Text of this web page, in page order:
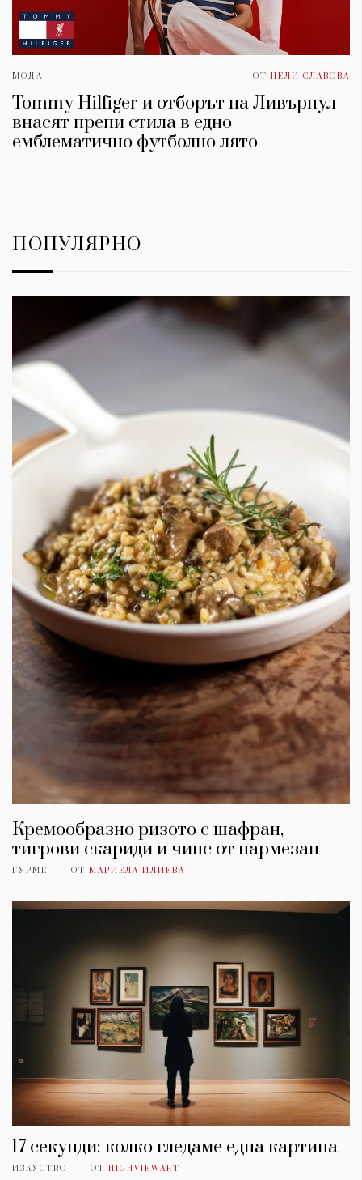
МОДА ОТ НЕЛИ СЛАВОВА
Tommy Hilfiger и отборът на Ливърпул
внасят препи стила в едно
емблематично футболно лято
ПОПУЛЯРНО
Кремообразно ризото с шафран,
тигрови скариди и чипс от пармезан
ГУРМЕ ОТ МАРИЕЛА ИЛИЕВА
17 секунди: колко гледаме една картина
ИЗКУСТВО ОТ HIGHVIEWART